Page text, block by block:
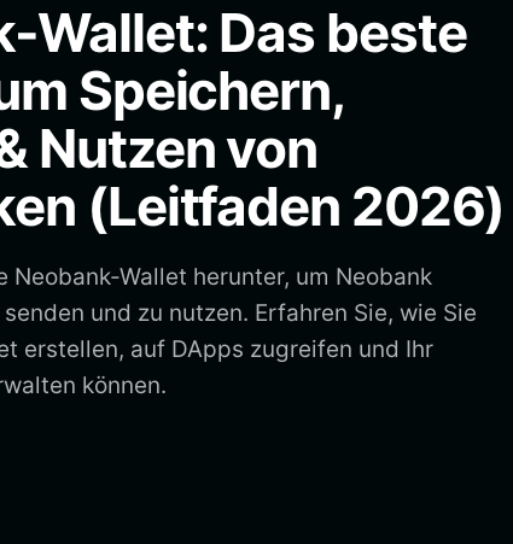
Wallet: Das beste
Speichern,
Nutzen von
(Leitfaden 2026)
Neobank-Wallet herunter, um Neobank
und zu nutzen. Erfahren Sie, wie Sie
erstellen, auf DApps zugreifen und Ihr
können.